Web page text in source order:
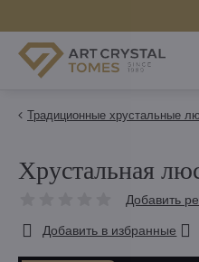
Традиционные хрустальные
Хрустальная
Добавить
Добавить в избранные